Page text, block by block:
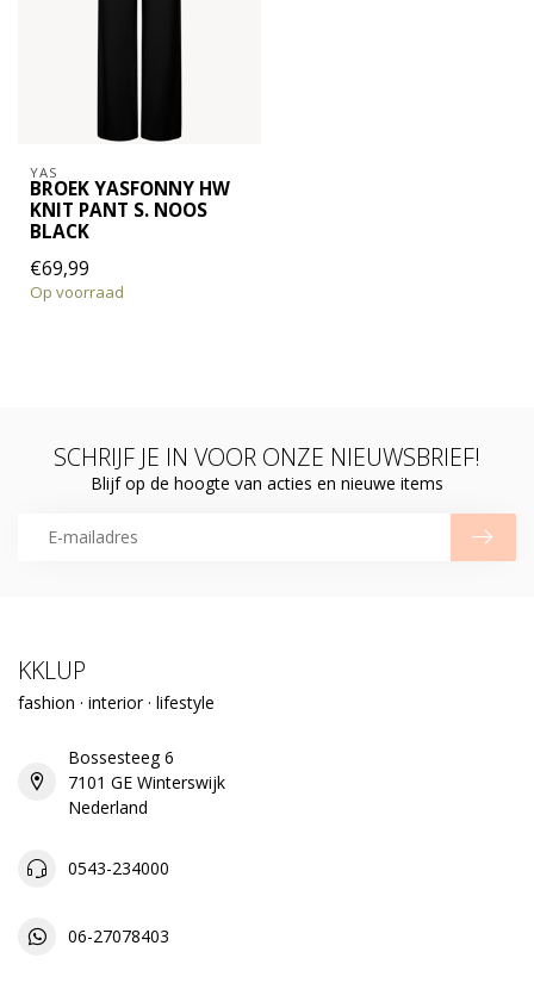
YAS
BROEK YASFONNY HW
KNIT PANT S. NOOS
BLACK
€69,99
Op voorraad
SCHRIJF JE IN VOOR ONZE NIEUWSBRIEF!
Blijf op de hoogte van acties en nieuwe items
KKLUP
fashion · interior · lifestyle
Bossesteeg 6
7101 GE Winterswijk
Nederland
0543-234000
06-27078403